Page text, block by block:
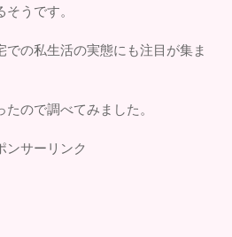
うです。
での私生活の実態にも注目が集ま
ので調べてみました。
ンサーリンク